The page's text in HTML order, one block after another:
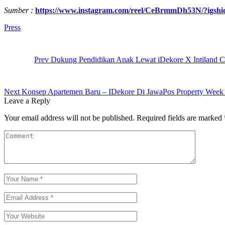
Sumber : https://www.instagram.com/reel/CeBrmmDh53N/
Tag:
Press
Prev Dukung Pendidikan Anak Lewat iDekore X Intiland
Next Konsep Apartemen Baru – IDekore Di JawaPos Property Week
Leave a Reply
Your email address will not be published. Required fields are marked